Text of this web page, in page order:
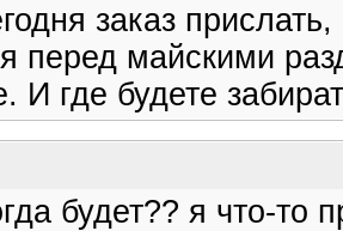
заказ
перед майскими
И где будете
будет?? я что-то